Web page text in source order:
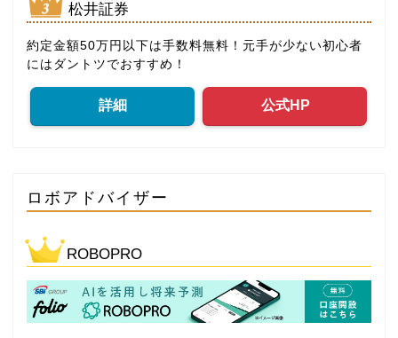
松井証券
約定金額50万円以下は手数料無料！元手が少ない初心者
にはダントツでおすすめ！
詳細 公式HP
ロボアドバイザー
ROBOPRO